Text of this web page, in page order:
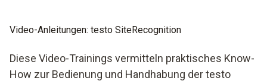
Video-Anleitungen: testo SiteRecognition
Diese Video-Trainings vermitteln praktisches Know-
How zur Bedienung und Handhabung der testo